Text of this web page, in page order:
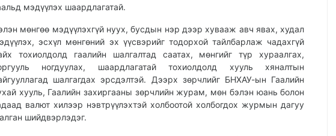
мэдүүлэх шаардлагатай.
мөнгөө мэдүүлэхгүй нуух, бусдын нэр дээр хувааж авч явах, худал
эсхүл мөнгөний эх үүсвэрийг тодорхой тайлбарлаж чадахгүй
тохиолдолд гаалийн шалгалтад саатах, мөнгийг түр хураалгах,
ногдуулах, шаардлагатай тохиолдолд хууль хяналтын
шалгагдах эрсдэлтэй. Дээрх зөрчлийг БНХАУ-ын Гаалийн
хууль, Гаалийн захиргааны зөрчлийн журам, мөн бэлэн юань болон
валют хилээр нэвтрүүлэхтэй холбоотой холбогдох журмын дагуу
шийдвэрлэдэг.